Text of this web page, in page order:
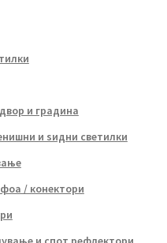
и градина
и ѕидни светилки
/ конектори